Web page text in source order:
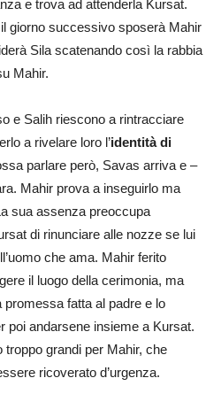
e trova ad attenderla Kursat.
giorno successivo sposerà Mahir
Sila scatenando così la rabbia
Mahir.
e Salih riescono a rintracciare
a rivelare loro l’identità di
parlare però, Savas arriva e –
Mahir prova a inseguirlo ma
sua assenza preoccupa
di rinunciare alle nozze se lui
che ama. Mahir ferito
il luogo della cerimonia, ma
fatta al padre e lo
poi andarsene insieme a Kursat.
troppo grandi per Mahir, che
ricoverato d’urgenza.